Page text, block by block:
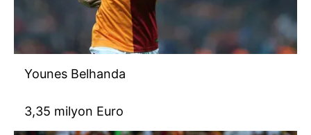
Younes Belhanda
3,35 milyon Euro